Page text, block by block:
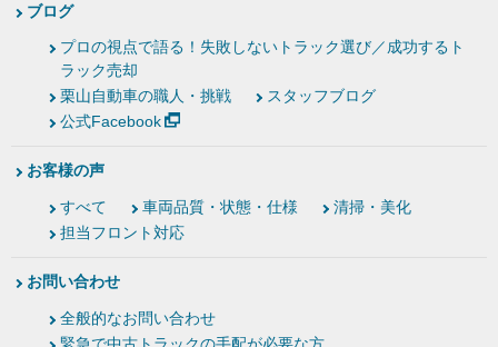
ブログ
プロの視点で語る！失敗しないトラック選び／成功するト
ラック売却
栗山自動車の職人・挑戦
スタッフブログ
公式Facebook
お客様の声
すべて 車両品質・状態・仕様
清掃・美化
担当フロント対応
お問い合わせ
全般的なお問い合わせ